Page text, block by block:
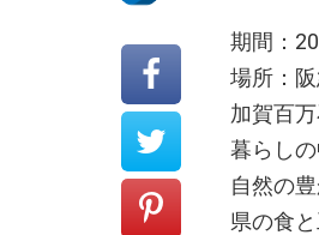
期間：
場所：
加賀百
暮らし
自然の
県の食